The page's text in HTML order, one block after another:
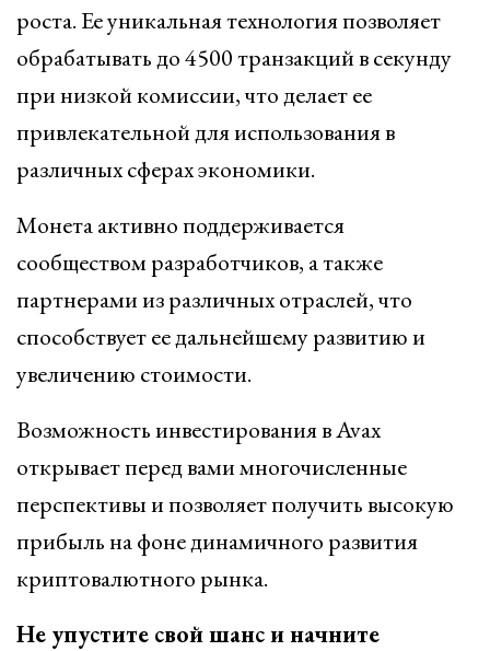
роста. Ее уникальная технология позволяет
обрабатывать до 4500 транзакций в секунду
при низкой комиссии, что делает ее
привлекательной для использования в
различных сферах экономики.
Монета активно поддерживается
сообществом разработчиков, а также
партнерами из различных отраслей, что
способствует ее дальнейшему развитию и
увеличению стоимости.
Возможность инвестирования в Avax
открывает перед вами многочисленные
перспективы и позволяет получить высокую
прибыль на фоне динамичного развития
криптовалютного рынка.
Не упустите свой шанс и начните